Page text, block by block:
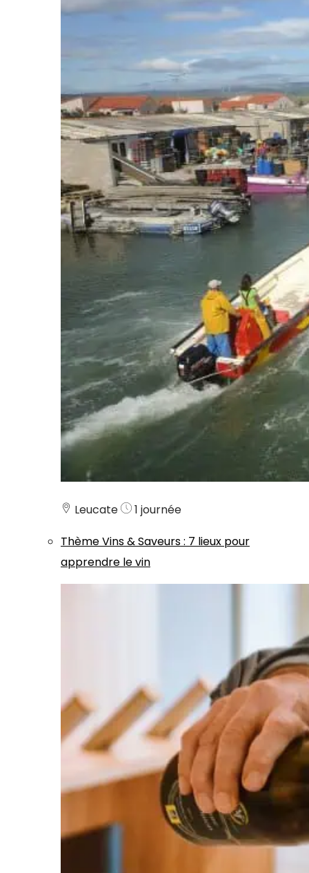
Leucate
1 journée
ThèmeVins & Saveurs: 7 lieux pour
apprendre le vin